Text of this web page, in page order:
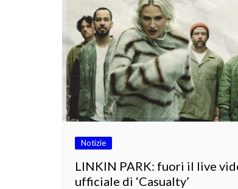
Notizie
LINKIN PARK: fuori il live
ufficiale di ‘Casualty’